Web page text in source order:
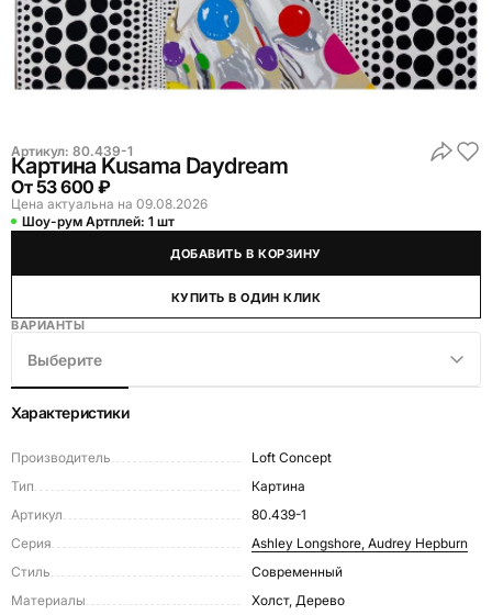
Артикул: 80.439-1
Картина Kusama Daydream
От53 600 ₽
Цена актуальна на 09.08.2026
Шоу-рум Артплей: 1 шт
ДОБАВИТЬ В КОРЗИНУ
КУПИТЬ В ОДИН КЛИК
ВАРИАНТЫ
Выберите
Характеристики
Производитель
Loft Concept
Тип
Картина
Артикул
80.439-1
Серия
Ashley Longshore, Audrey Hepburn
Стиль
Современный
Материалы
Холст, Дерево